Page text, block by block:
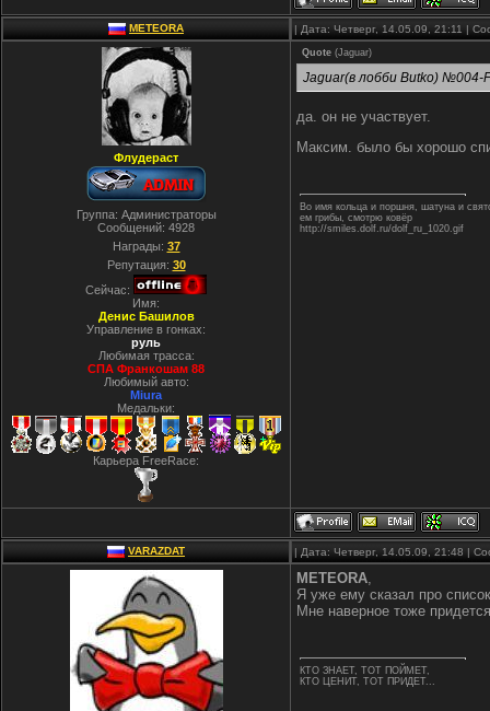
METEORA | Дата: Четверг, 14.05.09, 21:11 |
Флудераст
Группа: Администраторы
Сообщений: 4928
Награды: 37
Репутация: 30
Сейчас:
Имя:
Денис Башилов
Управление в гонках:
руль
Любимая трасса:
СПА Франкошам 88
Любимый авто:
Miura
Медальки:
Карьера FreeRace:
Quote (Jaguar)
Jaguar(в лобби Butko) №004-
да. он не участвует.
Максим. было бы хорошо
Во имя кольца и поршня, шатуна и
ем грибы, смотрю ковёр
http://smiles.dolf.ru/dolf_ru_1020.gif
VARAZDAT | Дата: Четверг, 14.05.09, 21:48 |
METEORA,
Я уже ему сказал про
Мне наверное тоже
КТО ЗНАЕТ, ТОТ ПОЙМЕТ,
КТО ЦЕНИТ, ТОТ ПРИДЕТ...